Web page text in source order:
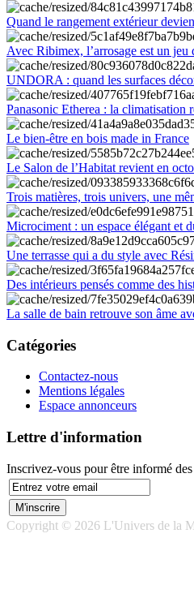
Quand le rangement extérieur
Avec Ribimex, l’arrosage est un jeu
UNDORA : quand les surfaces
Panasonic Etherea : la
Le bien-être en bois made in France
Le Salon de l’Habitat revient en
Trois matières, trois univers, une
Microciment : un espace élégant et
Une terrasse qui a du style avec
Des intérieurs pensés comme des
La salle de bain retrouve son âme
Catégories
Contactez-nous
Mentions légales
Espace annonceurs
Lettre d'information
Inscrivez-vous pour être informé
Copyright © 2026 L'Univers de la